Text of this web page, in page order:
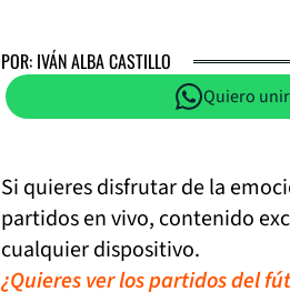
POR: IVÁN ALBA CASTILLO
Quiero
Si quieres disfrutar de la
partidos en vivo, contenido
cualquier dispositivo.
¿Quieres ver los partidos del